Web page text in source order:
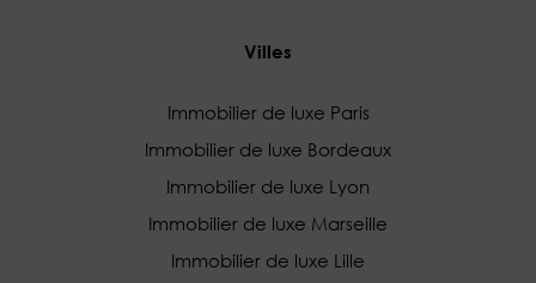
Villes
Immobilier de luxe Paris
Immobilier de luxe Bordeaux
Immobilier de luxe Lyon
Immobilier de luxe Marseille
Immobilier de luxe Lille